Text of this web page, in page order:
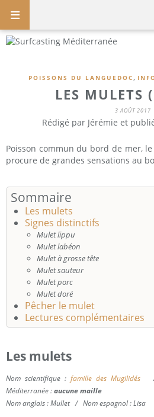
POISSONS DU LANGUEDOC,
LES MULETS
3 AOÛT 2017
Rédigé par Jérémie et
Poisson commun du bord de mer,
procure de grandes sensations au
Sommaire
Les mulets
Signes distinctifs
Mulet lippu
Mulet labéon
Mulet à grosse tête
Mulet sauteur
Mulet porc
Mulet doré
Pêcher le mulet
Lectures complémentaires
Les mulets
Nom scientifique :famille des Mugilidés
Méditerranée :aucune maille
Nom anglais : Mullet/ Nom espagnol : Lisa